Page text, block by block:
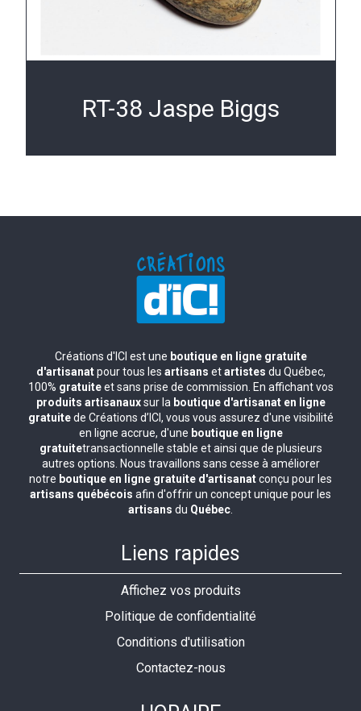
RT-38 Jaspe Biggs
Créations d'ICI est une boutique en ligne gratuite
d'artisanatpour tous les artisans etartistes du Québec,
100% gratuiteet sans prise de commission. En affichant vos
produits artisanauxsur la boutique d'artisanat en ligne
gratuitede Créations d’ICI, vous vous assurez d'une visibilité
en ligne accrue, d'une boutique en ligne
gratuitetransactionnelle stable et ainsi que de plusieurs
autres options. Nous travaillons sans cesse à améliorer
notre boutique en ligne gratuite d'artisanatconçu pour les
artisans québécois afin d'offrir un concept unique pour les
artisans du Québec
Liens rapides
Affichez vos produits
Politique de confidentialité
Conditions d'utilisation
Contactez-nous